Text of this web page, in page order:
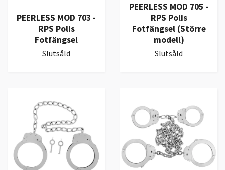
PEERLESS MOD 703 -
RPS Polis
Fotfängsel
Slutsåld
PEERLESS MOD 705 -
RPS Polis
Fotfängsel (Större
modell)
Slutsåld